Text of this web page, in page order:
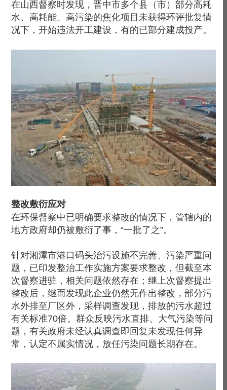
在山西督察时发现，晋中市多个县（市）部分高耗
水、高耗能、高污染的焦化项目未获得环评批复情
况下，开始违法开工建设，有的已部分建成投产。
整改敷衍应对
在环保督察中已明确要求整改的情况下，管辖内的
地方政府却仍被敷衍了事，“一批了之”。
针对湘潭市港口码头治污设施不完善、污染严重问
题，已印发整治工作实施方案要求整改，但截至本
次督察进驻，相关问题依然存在；继上次督察提出
整改后，继而发现此企业仍然无作出整改，部分污
水外排至厂区外，采样调查发现，排放的污水超过
有关标准70倍。群众反映污水直排、大气污染等问
题，有关政府未经认真调查即回复未发现任何异
常，认定不属实情况，放任污染问题长期存在。